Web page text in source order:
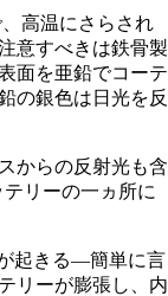
高温にさらされ
意すべきは鉄骨製
面を亜鉛でコーテ
の銀色は日光を反
からの反射光も含
リーの一ヵ所に
起きる―簡単に言
リーが膨張し、内